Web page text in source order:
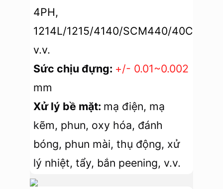
4PH,
1214L/1215/4140/SCM440/40CrMo,
v.v.
Sức chịu đựng: +/- 0.01~0.002
mm
Xử lý bề mặt: mạ điện, mạ
kẽm, phun, oxy hóa, đánh
bóng, phun mài, thụ động, xử
lý nhiệt, tẩy, bắn peening, v.v.